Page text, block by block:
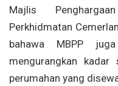
Majlis
Perkhidmatan
bahawa MBPP
mengurangkan
perumahan yang